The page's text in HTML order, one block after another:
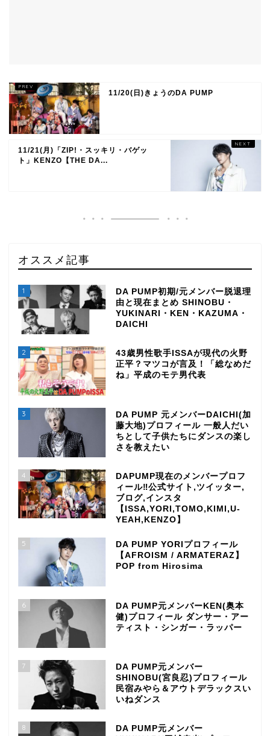
11/20(日)きょうのDA PUMP
11/21(月)「ZIP!・スッキリ・バゲッ
ト」KENZO【THE DA...
オススメ記事
1
DA PUMP初期/元メンバー脱退理
由と現在まとめ SHINOBU・
YUKINARI・KEN・KAZUMA・
DAICHI
2
43歳男性歌手ISSAが現代の火野
正平？マツコが言及！「総なめだ
ね」平成のモテ男代表
3
DA PUMP 元メンバーDAICHI(加
藤大地)プロフィール 一般人だい
ちとして子供たちにダンスの楽し
さを教えたい
4
DAPUMP現在のメンバープロフ
ィール‼公式サイト,ツイッター,
ブログ,インスタ
【ISSA,YORI,TOMO,KIMI,U-
YEAH,KENZO】
5
DA PUMP YORIプロフィール
【AFROISM / ARMATERAZ】
POP from Hirosima
6
DA PUMP元メンバーKEN(奥本
健)プロフィール ダンサー・アー
ティスト・シンガー・ラッパー
7
DA PUMP元メンバー
SHINOBU(宮良忍)プロフィール
民宿みやら＆アウトデラックスい
いねダンス
8
DA PUMP元メンバー